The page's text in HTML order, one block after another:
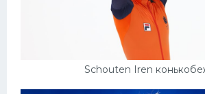
Schouten Iren